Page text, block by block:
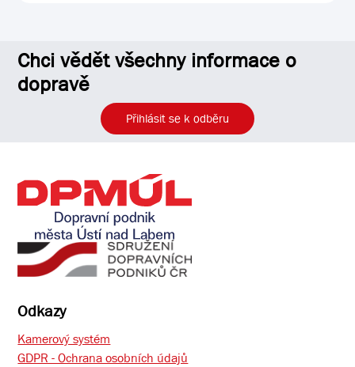
Chci vědět všechny informace o
dopravě
Přihlásit se k odběru
Odkazy
Kamerový systém
GDPR - Ochrana osobních údajů